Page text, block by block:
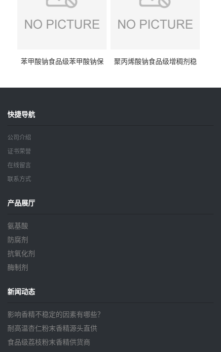
苯甲酸钠食品级苯甲酸钠保
聚丙烯酸钠食品级增稠剂稳
快捷导航
公司介绍
证书荣誉
在线留言
联系方式
产品展厅
氨基酸
防腐剂
抗氧化剂
酶制剂
新闻动态
影响香精不稳定的因素有哪些？
耐高温杏仁粉末香精源头直供
食品级荔枝粉末香精供货商